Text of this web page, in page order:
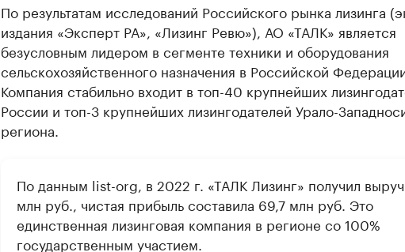
По результатам исследований Российского рынка лизинга
издания «Эксперт РА», «Лизинг Ревю»), АО «ТАЛК» является
безусловным лидером в сегменте техники и оборудования
сельскохозяйственного назначения в Российской
Компания стабильно входит в топ-40 крупнейших
России и топ-3 крупнейших лизингодателей Урало-
региона.
По данным list-org, в 2022 г. «ТАЛК Лизинг» получил
млн руб., чистая прибыль составила 69,7 млн руб. Это
единственная лизинговая компания в регионе со 100%
государственным участием.